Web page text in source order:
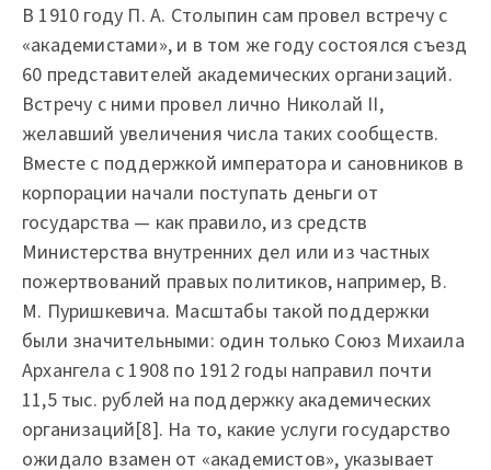
В 1910 году П. А. Столыпин сам провел встречу с
«академистами», и в том же году состоялся съезд
60 представителей академических организаций.
Встречу с ними провел лично Николай II,
желавший увеличения числа таких сообществ.
Вместе с поддержкой императора и сановников в
корпорации начали поступать деньги от
государства — как правило, из средств
Министерства внутренних дел или из частных
пожертвований правых политиков, например, В.
М. Пуришкевича. Масштабы такой поддержки
были значительными: один только Союз Михаила
Архангела с 1908 по 1912 годы направил почти
11,5 тыс. рублей на поддержку академических
организаций[8]. На то, какие услуги государство
ожидало взамен от «академистов», указывает